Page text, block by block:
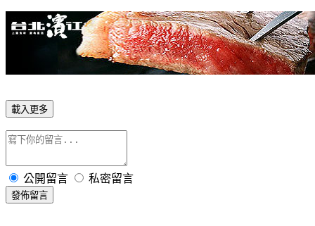
載入更多
公開留言 私密留言
發佈留言